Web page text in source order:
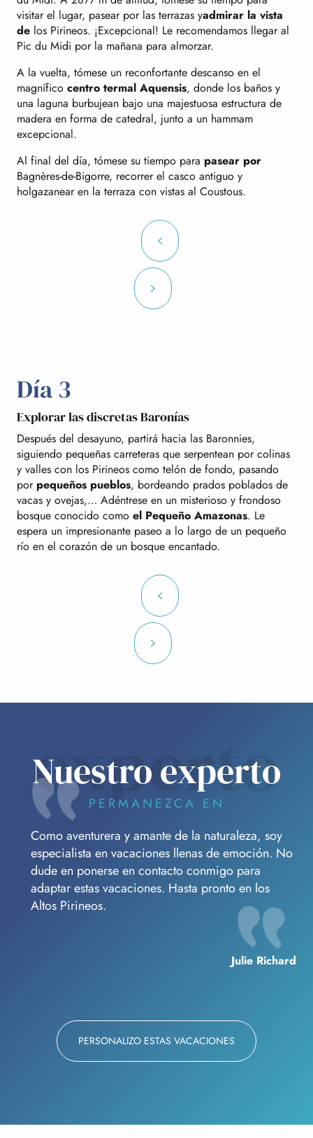
visitar el lugar, pasear por las terrazas yadmirar la vista
de los Pirineos. ¡Excepcional! Le recomendamos llegar al
Pic du Midi por la mañana para almorzar.
A la vuelta, tómese un reconfortante descanso en el
magnífico centro termal Aquensis, donde los baños y
una laguna burbujean bajo una majestuosa estructura de
madera en forma de catedral, junto a un hammam
excepcional.
Al final del día, tómese su tiempo para pasear por
Bagnères-de-Bigorre, recorrer el casco antiguo y
holgazanear en la terraza con vistas al Coustous.
Día 3
Explorar las discretas Baronías
Después del desayuno, partirá hacia las Baronnies,
siguiendo pequeñas carreteras que serpentean por colinas
y valles con los Pirineos como telón de fondo, pasando
por pequeños pueblos, bordeando prados poblados de
vacas y ovejas,… Adéntrese en un misterioso y frondoso
bosque conocido como el Pequeño Amazonas. Le
espera un impresionante paseo a lo largo de un pequeño
río en el corazón de un bosque encantado.
experto
Nuestro experto
PERMANEZCA EN
Como aventurera y amante de la naturaleza, soy
especialista en vacaciones llenas de emoción. No
dude en ponerse en contacto conmigo para
adaptar estas vacaciones. Hasta pronto en los
Altos Pirineos.
Julie Richard
PERSONALIZO ESTAS VACACIONES